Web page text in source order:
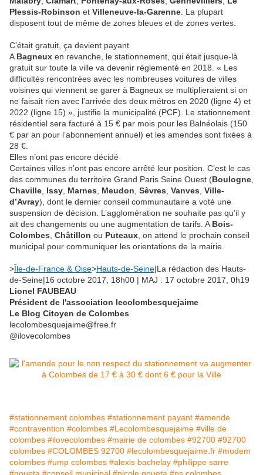
Plessis-Robinson et Villeneuve-la-Garenne . La plupart
disposent tout de même de zones bleues et de zones vertes.
C’était gratuit, ça devient payant
A Bagneux en revanche, le stationnement, qui était jusque-là
gratuit sur toute la ville va devenir réglementé en 2018. « Les
difficultés rencontrées avec les nombreuses voitures de villes
voisines qui viennent se garer à Bagneux se multiplieraient si on
ne faisait rien avec l’arrivée des deux métros en 2020 (ligne 4) et
2022 (ligne 15) », justifie la municipalité (PCF). Le stationnement
résidentiel sera facturé à 15 € par mois pour les Balnéolais (150
€ par an pour l’abonnement annuel) et les amendes sont fixées à
28 €.
Elles n’ont pas encore décidé
Certaines villes n’ont pas encore arrêté leur position. C’est le cas
des communes du territoire Grand Paris Seine Ouest (Boulogne
Chaville Issy Marnes Meudon Sèvres Vanves Ville-
d’Avray), dont le dernier conseil communautaire a voté une
suspension de décision. L’agglomération ne souhaite pas qu’il y
ait des changements ou une augmentation de tarifs. A Bois-
Colombes Châtillon ou Puteaux , on attend le prochain conseil
municipal pour communiquer les orientations de la mairie.
>Île-de-France & Oise>Hauts-de-Seine|La rédaction des Hauts-
de-Seine|16 octobre 2017, 18h00 | MAJ : 17 octobre 2017, 0h19
Lionel FAUBEAU
Président de l'association lecolombesquejaime
Le Blog Citoyen de Colombes
lecolombesquejaime@free.fr
@ilovecolombes
#stationnement colombes #stationnement payant #amende
#contravention #colombes #Lecolombesquejaime #ville de
colombes #ilovecolombes #mairie de colombes #92700 #92700
colombes #COLOMBES 92700 #lecolombesquejaime.fr #modem
colombes #ump colombes #alexis bachelay #philippe sarre